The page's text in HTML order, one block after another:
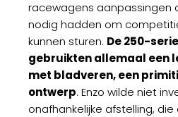
racewagens aanpassingen
nodig hadden om
kunnen sturen. De 250-
gebruikten allemaal een
met bladveren, een
ontwerp. Enzo wilde niet
onafhankelijke afstelling,